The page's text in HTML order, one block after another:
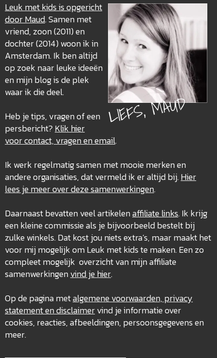
LIEFS, MAUD
Leuk met kids is opgericht
door Maud. Samen met
vriend, zoon (2011) en
dochter (2014) woon ik in
Amsterdam. Ik ben altijd
op zoek naar leuke ideeën
en mijn blog is de plek
waar ik die deel.
Heb je tips, vragen of een
persbericht?Klik hier
voor contact, vragen en email.
Ik werk regelmatig samen met mooie merken en
andere organisaties, dat vermeld ik er altijd bij.Hier
lees je meer over dezesamenwerkingen.
Daarnaast bevatten veel artikelenaffiliate links. Ik krijg
een kleine commissie als je bijvoorbeeld bestelt bij
zulke winkels. Dat kost jou niets extra’s, maar maakt het
voor mij mogelijk om Leuk met kids te maken. Een zo
compleet mogelijk overzicht van mijn affiliate
samenwerkingenvind je hier.
Op de pagina metalgemene voorwaarden, privacy
statement en disclaimervind je informatie over
cookies, reacties, afbeeldingen, persoonsgegevens en
meer.